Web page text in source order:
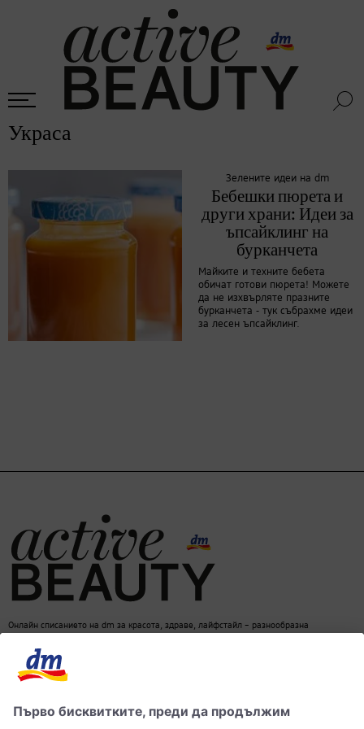
Украса
Зелените идеи на dm
Бебешки пюрета и
други храни: Идеи за
ъпсайклинг на
бурканчета
Майките и техните бебета
обичат готови пюрета! Можете
да не изхвърляте празните
бурканчета - тук събрахме идеи
за лесен ъпсайклинг.
Онлайн списанието на dm за красота, здраве, лайфстайл – разнообразна